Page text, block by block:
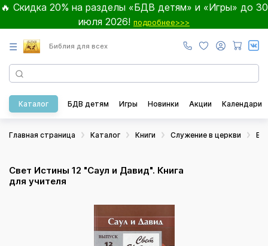
🔥 Скидка 20% на разделы «БДВ детям» и «Игры» до 30
июля 2026! подробнее>>>
☰ Библия для всех
Каталог БДВ детям Игры Новинки Акции Календари
Главная страница Каталог Книги Служение в церкви
Свет Истины 12 "Саул и Давид". Книга
для учителя